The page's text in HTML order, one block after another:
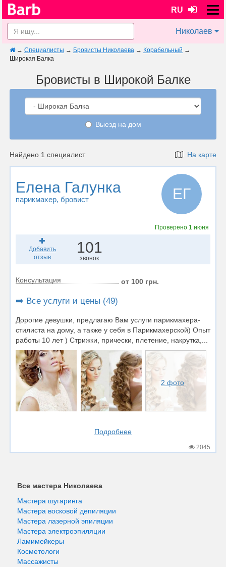
RU
Николаев
→ Специалисты → Бровисты Николаева → Корабельный →
Широкая Балка
Бровисты в Широкой Балке
Выезд на дом
Найдено 1 специалист На карте
Елена Галунка
парикмахер, бровист ЕГ
Проверено 1 июня
Добавить
отзыв
101
звонок
Консультация от 100 грн.
➡️ Все услуги и цены (49)
Дорогие девушки, предлагаю Вам услуги парикмахера-
стилиста на дому, а также у себя в Парикмахерской) Опыт
работы 10 лет ) Стрижки, прически, плетение, накрутка,...
2 фото
Подробнее
2045
Все мастера Николаева
Мастера шугаринга
Мастера восковой депиляции
Мастера лазерной эпиляции
Мастера электроэпиляции
Ламимейкеры
Косметологи
Массажисты